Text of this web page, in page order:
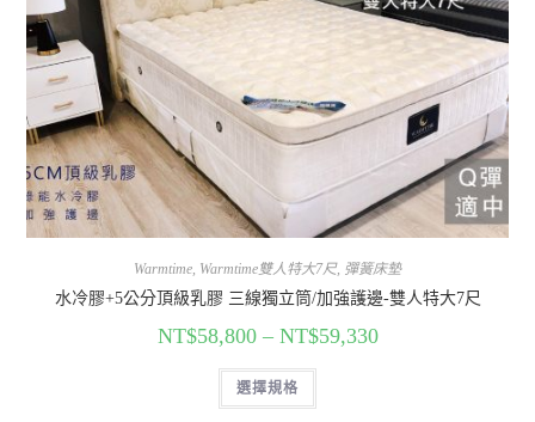
Warmtime, Warmtime雙人特大7尺, 彈簧床墊
水冷膠+5公分頂級乳膠 三線獨立筒/加強護邊-雙人特大7尺
NT$58,800– NT$59,330
選擇規格